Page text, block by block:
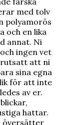
med tolv
polyamorös
och en lika
annat. Ni
ingen vet
att ni
sina egna
för att inte
av er.
hattar.
översätter